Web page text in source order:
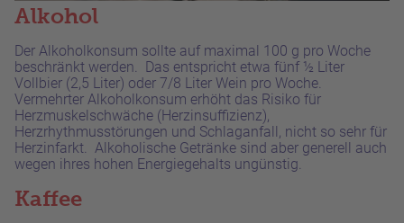
Alkohol
Der Alkoholkonsum sollte auf maximal 100 g pro Woche
beschränkt werden. Das entspricht etwa fünf ½ Liter
Vollbier (2,5 Liter) oder 7/8 Liter Wein pro Woche.
Vermehrter Alkoholkonsum erhöht das Risiko für
Herzmuskelschwäche (Herzinsuffizienz),
Herzrhythmusstörungen und Schlaganfall, nicht so sehr für
Herzinfarkt. Alkoholische Getränke sind aber generell auch
wegen ihres hohen Energiegehalts ungünstig.
Kaffee